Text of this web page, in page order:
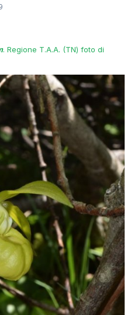
. Regione T.A.A. (TN) foto di